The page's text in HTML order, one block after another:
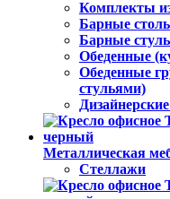
Комплекты
Барные
Барные
Обеденные
Обеденные
стульями)
Металлическая
Стеллажи